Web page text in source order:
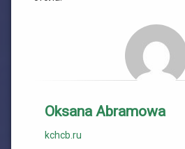
Oksana Abramowa
kchcb.ru